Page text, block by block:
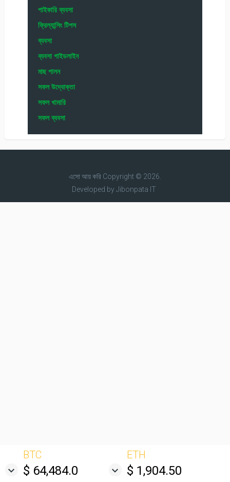
পাইকারি ব্যবসা
ফ্রিল্যান্সিং টিপস
ব্যবসা
ব্যবসা গাইডলাইন
মাছ পালন
সফল উদ্যোক্তা
সফল খামারি
সফল ব্যবসা
এসো আয় করিCopyright © 2026.
Developed byJibonpata IT
BTC
$ 64,484.0
ETH
$ 1,904.50